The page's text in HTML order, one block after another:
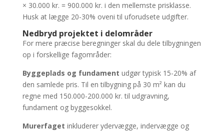
× 30.000 kr. = 900.000 kr. i den mellemste prisklasse.
Husk at lægge 20-30% oveni til uforudsete udgifter.
Nedbryd projektet i delområder
For mere præcise beregninger skal du dele tilbygningen
op i forskellige fagområder:
Byggeplads og fundament udgør typisk 15-20% af
den samlede pris. Til en tilbygning på 30 m² kan du
regne med 150.000-200.000 kr. til udgravning,
fundament og byggesokkel.
Murerfaget inkluderer ydervægge, indervægge og